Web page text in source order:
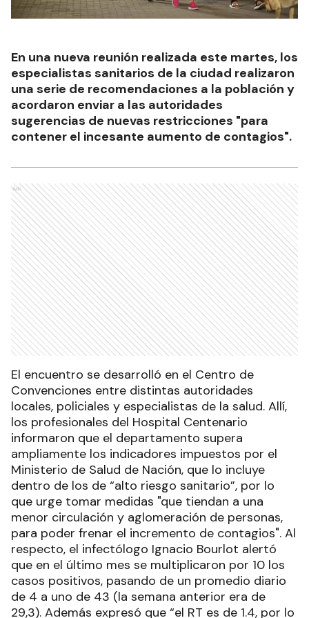
En una nueva reunión realizada este martes, los
especialistas sanitarios de la ciudad realizaron
una serie de recomendaciones a la población y
acordaron enviar a las autoridades
sugerencias de nuevas restricciones "para
contener el incesante aumento de contagios".
Ads
El encuentro se desarrolló en el Centro de
Convenciones entre distintas autoridades
locales, policiales y especialistas de la salud. Allí,
los profesionales del Hospital Centenario
informaron que el departamento supera
ampliamente los indicadores impuestos por el
Ministerio de Salud de Nación, que lo incluye
dentro de los de “alto riesgo sanitario”, por lo
que urge tomar medidas "que tiendan a una
menor circulación y aglomeración de personas,
para poder frenar el incremento de contagios". Al
respecto, el infectólogo Ignacio Bourlot alertó
que en el último mes se multiplicaron por 10 los
casos positivos, pasando de un promedio diario
de 4 a uno de 43 (la semana anterior era de
29,3). Además expresó que “el RT es de 1.4, por lo